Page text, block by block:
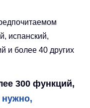
испанский,
и более 40 других
300 функций,
нужно,